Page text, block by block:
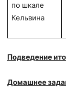
по шкале
Кельвина
Подведение
Домашнее